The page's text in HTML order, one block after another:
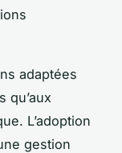
adaptées
qu’aux
L’adoption
gestion